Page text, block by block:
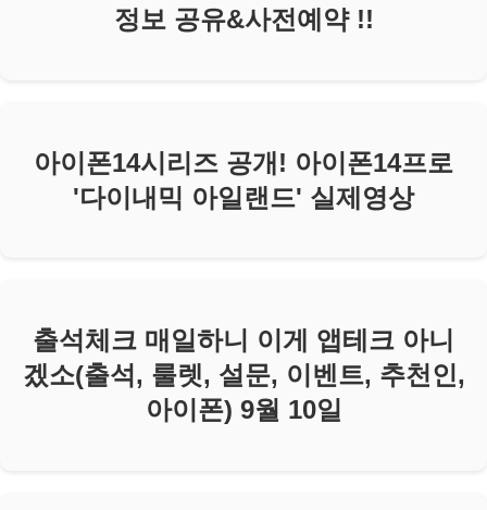
정보 공유&사전예약 !!
아이폰14시리즈 공개! 아이폰14프로
'다이내믹 아일랜드' 실제영상
출석체크 매일하니 이게 앱테크 아니
겠소(출석, 룰렛, 설문, 이벤트, 추천인,
아이폰) 9월 10일